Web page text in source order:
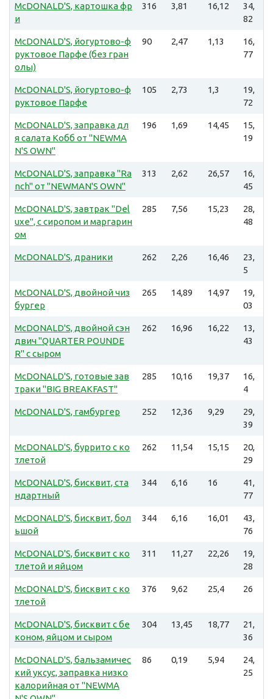
McDONALD'S, картошка фр
и
316 3,81 16,12
34,
82
McDONALD'S, йогуртово-ф
руктовое Парфе (без гран
олы)
90 2,47 1,13
16,
77
McDONALD'S, йогуртово-ф
руктовое Парфе
105 2,73 1,3
19,
72
McDONALD'S, заправка дл
я салата Кобб от "NEWMA
N'S OWN"
196 1,69 14,45
15,
19
McDONALD'S, заправка "Ra
nch" от "NEWMAN'S OWN"
313 2,62 26,57
16,
45
McDONALD'S, завтрак "Del
uxe", с сиропом и маргарин
ом
285 7,56 15,23
28,
48
McDONALD'S, драники 262 2,26 16,46
23,
5
McDONALD'S, двойной чиз
бургер
265 14,89 14,97
19,
03
McDONALD'S, двойной сэн
двич "QUARTER POUNDE
R" с сыром
262 16,96 16,22
13,
43
McDONALD'S, готовые зав
траки "BIG BREAKFAST"
285 10,16 19,37
16,
4
McDONALD'S, гамбургер 252 12,36 9,29
29,
39
McDONALD'S, буррито с ко
тлетой
262 11,54 15,15
20,
29
McDONALD'S, бисквит, ста
ндартный
344 6,16 16
41,
77
McDONALD'S, бисквит, бол
ьшой
344 6,16 16,01
43,
76
McDONALD'S, бисквит с ко
тлетой и яйцом
311 11,27 22,26
19,
28
McDONALD'S, бисквит с ко
тлетой
376 9,62 25,4 26
McDONALD'S, бисквит с бе
коном, яйцом и сыром
304 13,45 18,77
21,
36
McDONALD'S, бальзамичес
кий уксус, заправка низко
калорийная от "NEWMA
86 0,19 5,94
24,
25